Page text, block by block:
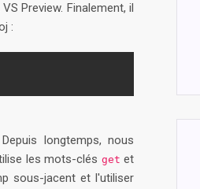
Preview. Finalement, il
:
longtemps, nous
les mots-clés get et
sous-jacent et l'utiliser